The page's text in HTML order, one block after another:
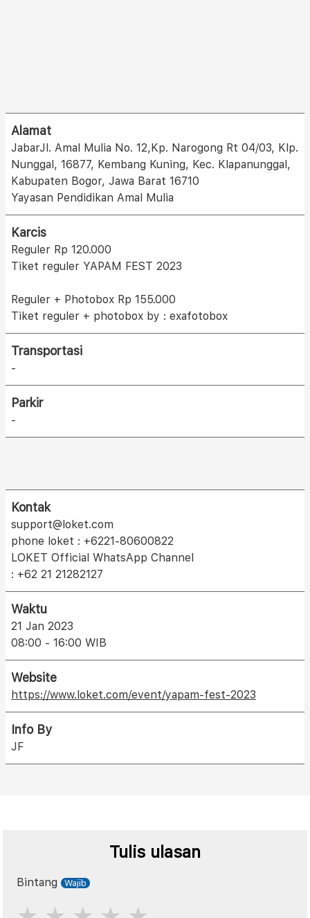
Alamat
JabarJl. Amal Mulia No. 12,Kp. Narogong Rt 04/03, Klp.
Nunggal, 16877, Kembang Kuning, Kec. Klapanunggal,
Kabupaten Bogor, Jawa Barat 16710
Yayasan Pendidikan Amal Mulia
Karcis
Reguler Rp 120.000
Tiket reguler YAPAM FEST 2023
Reguler + Photobox Rp 155.000
Tiket reguler + photobox by : exafotobox
Transportasi
-
Parkir
-
Kontak
support@loket.com
phone loket : +6221-80600822
LOKET Official WhatsApp Channel
: +62 21 21282127
Waktu
21 Jan 2023
08:00 - 16:00 WIB
Website
https://www.loket.com/event/yapam-fest-2023
Info By
JF
Tulis ulasan
Bintang